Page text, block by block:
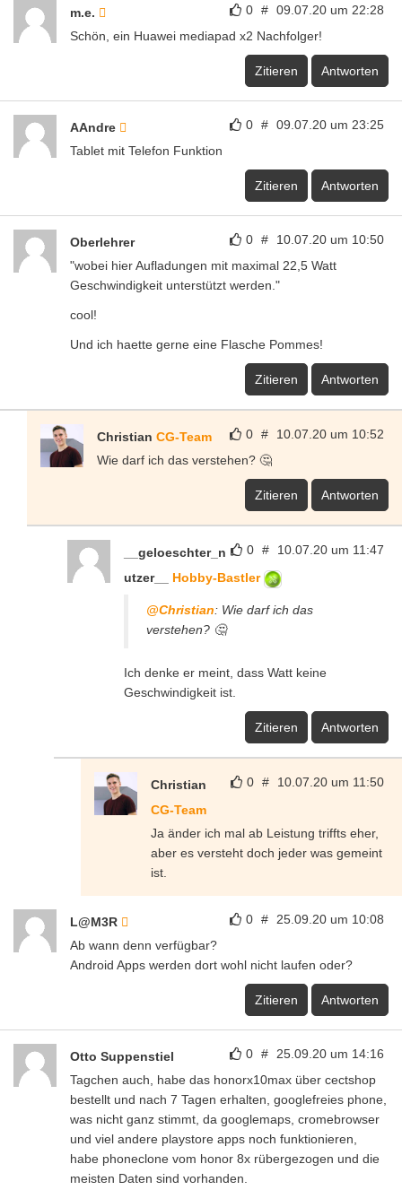
0 # 09.07.20 um 22:28
m.e.
Schön, ein Huawei mediapad x2 Nachfolger!
Zitieren Antworten
0 # 09.07.20 um 23:25
AAndre
Tablet mit Telefon Funktion
Zitieren Antworten
0 # 10.07.20 um 10:50
Oberlehrer
"wobei hier Aufladungen mit maximal 22,5 Watt
Geschwindigkeit unterstützt werden."
cool!
Und ich haette gerne eine Flasche Pommes!
Zitieren Antworten
0 # 10.07.20 um 10:52
Christian CG-Team
Wie darf ich das verstehen? 🤔
Zitieren Antworten
0 # 10.07.20 um 11:47
__geloeschter_n
utzer__ Hobby-Bastler
@Christian: Wie darf ich das
verstehen? 🤔
Ich denke er meint, dass Watt keine
Geschwindigkeit ist.
Zitieren Antworten
0 # 10.07.20 um 11:50
Christian
CG-Team
Ja änder ich mal ab Leistung triffts eher,
aber es versteht doch jeder was gemeint
ist.
0 # 25.09.20 um 10:08
L@M3R
Ab wann denn verfügbar?
Android Apps werden dort wohl nicht laufen oder?
Zitieren Antworten
0 # 25.09.20 um 14:16
Otto Suppenstiel
Tagchen auch, habe das honorx10max über cectshop
bestellt und nach 7 Tagen erhalten, googlefreies phone,
was nicht ganz stimmt, da googlemaps, cromebrowser
und viel andere playstore apps noch funktionieren,
habe phoneclone vom honor 8x rübergezogen und die
meisten Daten sind vorhanden.